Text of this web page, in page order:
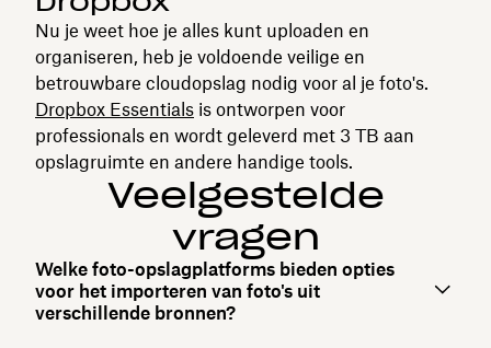
Nu je weet hoe je alles kunt uploaden en
organiseren, heb je voldoende veilige en
betrouwbare cloudopslag nodig voor al je foto's.
Dropbox Essentials is ontworpen voor
professionals en wordt geleverd met 3 TB aan
opslagruimte en andere handige tools.
Veelgestelde
vragen
Welke foto-opslagplatforms bieden opties
voor het importeren van foto's uit
verschillende bronnen?